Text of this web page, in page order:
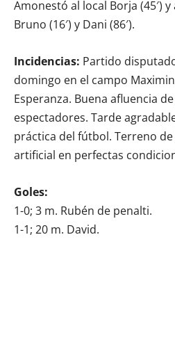
Amonestó al local Borja (45′) y
Bruno (16′) y Dani (86′).
Incidencias: Partido
domingo en el campo
Esperanza. Buena afluencia
espectadores. Tarde
práctica del fútbol. Terreno
artificial en perfectas
Goles:
1-0; 3 m. Rubén de penalti.
1-1; 20 m. David.